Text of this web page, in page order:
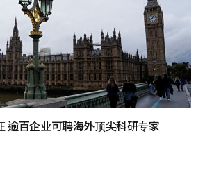
逾百企业可聘海外顶尖科研专家